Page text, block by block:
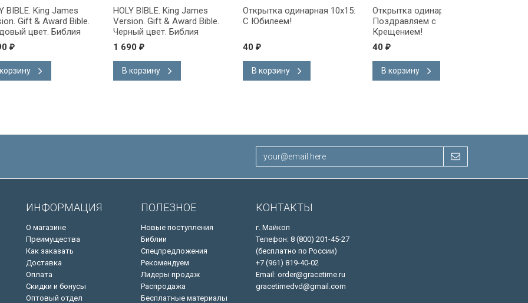
James
Bible.
слова
HOLY BIBLE. King James
Version. Gift & Award Bible.
Черный цвет. Библия
Короля Иакова на
английском языке.
Словарь, карты, закладка,
подарочная вкладка, слова
Открытка одинарная 10x15:
С Юбилеем!
Открытка одинарная 10x15:
Поздравляем с
ИНФОРМАЦИЯ
О магазине
Преимущества
Как заказать
Доставка
Оплата
Скидки и бонусы
Оптовый отдел
ПОЛЕЗНОЕ
Новые поступления
Библии
Спецпредложения
Рекомендуем
Лидеры продаж
Распродажа
Бесплатные материалы
КОНТАКТЫ
г. Майкоп
Телефон: 8 (800) 201-45-27
(бесплатно по России)
+7 (961) 819-40-02
Email: order@gracetime.ru
gracetimedvd@gmail.com